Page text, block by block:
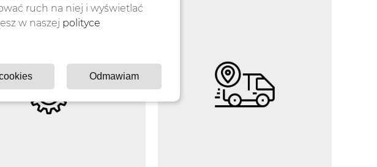
ruch na niej i wyświetlać
w naszej polityce
Odmawiam